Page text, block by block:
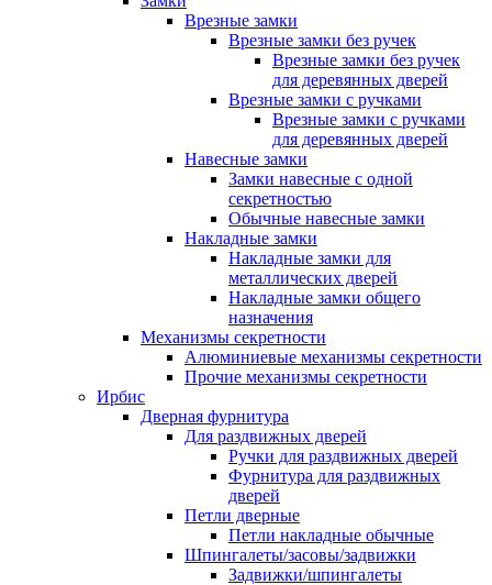
Врезные замки
Врезные замки без ручек
Врезные замки без ручек
для деревянных дверей
Врезные замки с ручками
Врезные замки с ручками
для деревянных дверей
Навесные замки
Замки навесные с одной
секретностью
Обычные навесные замки
Накладные замки
Накладные замки для
металлических дверей
Накладные замки общего
назначения
Механизмы секретности
Алюминиевые механизмы секретности
Прочие механизмы секретности
Ирбис
Дверная фурнитура
Для раздвижных дверей
Ручки для раздвижных дверей
Фурнитура для раздвижных
дверей
Петли дверные
Петли накладные обычные
Шпингалеты/засовы/задвижки
Задвижки/шпингалеты